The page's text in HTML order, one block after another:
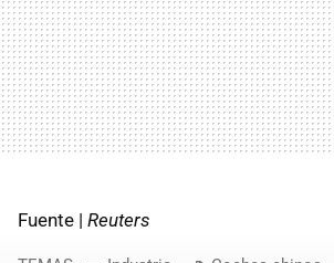
Fuente | Reuters